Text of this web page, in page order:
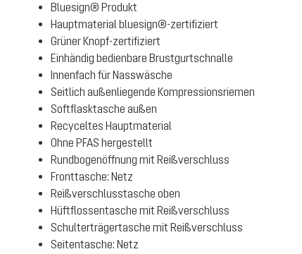
Bluesign® Produkt
Hauptmaterial bluesign®-zertifiziert
Grüner Knopf-zertifiziert
Einhändig bedienbare Brustgurtschnalle
Innenfach für Nasswäsche
Seitlich außenliegende Kompressionsriemen
Softflasktasche außen
Recyceltes Hauptmaterial
Ohne PFAS hergestellt
Rundbogenöffnung mit Reißverschluss
Fronttasche: Netz
Reißverschlusstasche oben
Hüftflossentasche mit Reißverschluss
Schulterträgertasche mit Reißverschluss
Seitentasche: Netz